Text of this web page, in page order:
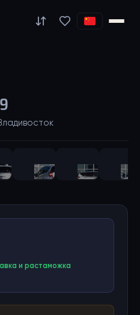
и растаможка